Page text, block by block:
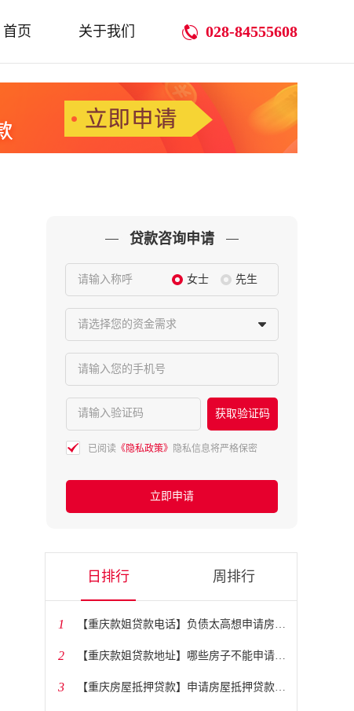
028-84555608
首页 关于我们
贷款咨询申请
请输入称呼 女士 先生
请选择您的资金需求
请输入您的手机号
请输入验证码 获取验证码
已阅读 《隐私政策》 隐私信息将严格保密
立即申请
日排行 周排行
1 ​【重庆款姐贷款电话】负债太高想申请房贷怎么办？
2 ​【重庆款姐贷款地址】哪些房子不能申请抵押贷款？
3 ​【重庆房屋抵押贷款】申请房屋抵押贷款需要多长时间？